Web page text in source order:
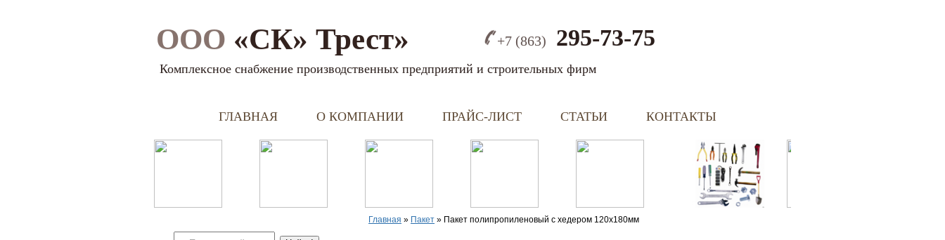
ООО «СК» Трест»
Комплексное снабжение производственных предприятий и строительных фирм
+7 (863) 295-73-75
ГЛАВНАЯ О КОМПАНИИ ПРАЙС-ЛИСТ СТАТЬИ КОНТАКТЫ
Главная » Пакет » Пакет полипропиленовый с хедером 120х180мм